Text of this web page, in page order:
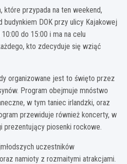
które przypada na ten weekend,
DOK przy ulicy Kajakowej
do 15:00 i ma na celu
kto zdecyduje się wziąć
organizowane jest to święto przez
Program obejmuje mnóstwo
w tym taniec irlandzki, oraz
przewiduje również koncerty, w
prezentujący piosenki rockowe.
uczestników
namioty z rozmaitymi atrakcjami.